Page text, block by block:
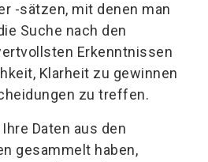
-sätzen, mit denen man
Suche nach den
Erkenntnissen
Klarheit zu gewinnen
zu treffen.
Daten aus den
gesammelt haben,